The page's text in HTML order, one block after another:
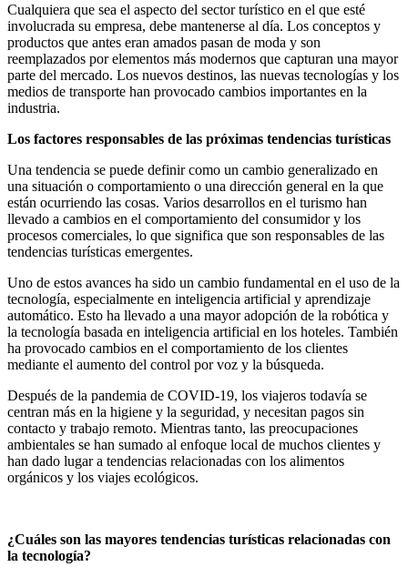
Cualquiera que sea el aspecto del sector turístico en el que esté
involucrada su empresa, debe mantenerse al día. Los conceptos y
productos que antes eran amados pasan de moda y son
reemplazados por elementos más modernos que capturan una mayor
parte del mercado. Los nuevos destinos, las nuevas tecnologías y los
medios de transporte han provocado cambios importantes en la
industria.
Los factores responsables de las próximas tendencias turísticas
Una tendencia se puede definir como un cambio generalizado en
una situación o comportamiento o una dirección general en la que
están ocurriendo las cosas. Varios desarrollos en el turismo han
llevado a cambios en el comportamiento del consumidor y los
procesos comerciales, lo que significa que son responsables de las
tendencias turísticas emergentes.
Uno de estos avances ha sido un cambio fundamental en el uso de la
tecnología, especialmente en inteligencia artificial y aprendizaje
automático. Esto ha llevado a una mayor adopción de la robótica y
la tecnología basada en inteligencia artificial en los hoteles. También
ha provocado cambios en el comportamiento de los clientes
mediante el aumento del control por voz y la búsqueda.
Después de la pandemia de COVID-19, los viajeros todavía se
centran más en la higiene y la seguridad, y necesitan pagos sin
contacto y trabajo remoto. Mientras tanto, las preocupaciones
ambientales se han sumado al enfoque local de muchos clientes y
han dado lugar a tendencias relacionadas con los alimentos
orgánicos y los viajes ecológicos.
¿Cuáles son las mayores tendencias turísticas relacionadas con
la tecnología?